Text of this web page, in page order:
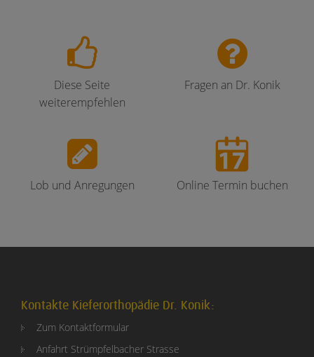
Diese Seite
weiterempfehlen
Fragen an Dr. Konik
Lob und Anregungen Online Termin buchen
Kontakte Kieferorthopädie Dr. Konik:
Zum Kontaktformular
Anfahrt Strümpfelbacher Strasse